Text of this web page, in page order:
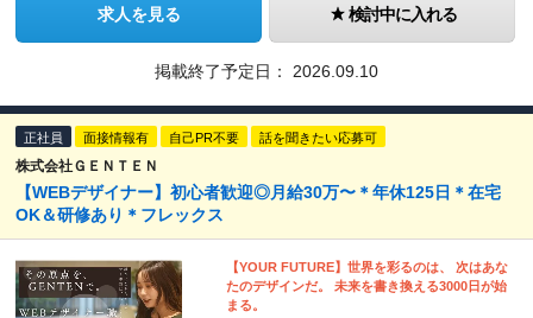
求人を見る 検討中に入れる
掲載終了予定日： 2026.09.10
正社員 面接情報有 自己PR不要 話を聞きたい応募可
株式会社ＧＥＮＴＥＮ
【WEBデザイナー】初⼼者歓迎◎⽉給30万〜＊年休125⽇＊在宅
OK＆研修あり＊フレックス
【YOUR FUTURE】世界を彩るのは、 次はあな
たのデザインだ。 未来を書き換える3000⽇が始
まる。